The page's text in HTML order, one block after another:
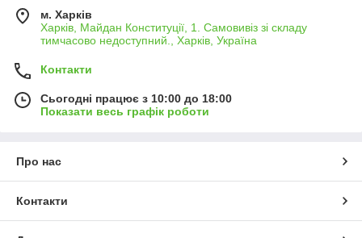
м. Харків
Харків, Майдан Конституції, 1. Самовивіз зі складу
тимчасово недоступний., Харків, Україна
Контакти
Сьогодні працює з 10:00 до 18:00
Показати весь графік роботи
Про нас
Контакти